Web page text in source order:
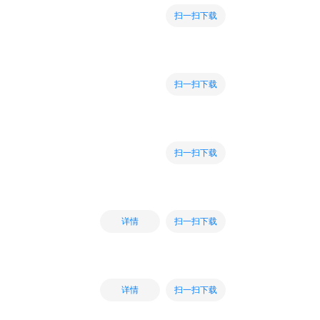
扫一扫下载
扫一扫下载
扫一扫下载
详情 扫一扫下载
详情 扫一扫下载